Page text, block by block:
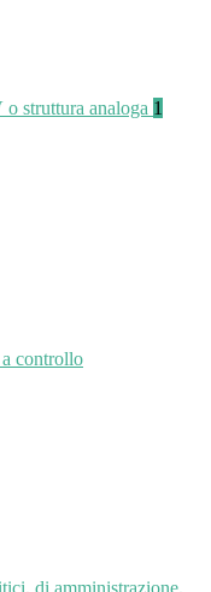
struttura analoga 1
controllo